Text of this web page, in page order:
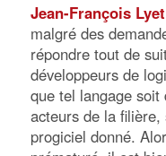
Jean-François
malgré des
répondre tout de
développeurs de
que tel langage soit
acteurs de la filière,
progiciel donné.